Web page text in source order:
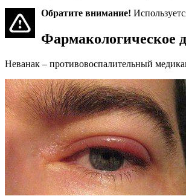
Обратите внимание!
Фармакологическое
Неванак – противовоспалительный